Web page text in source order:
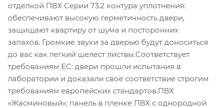
отделкой ПВХ Серии 73.2 контура уплотнения:
обеспечивают высокую герметичность двери,
защищают квартиру от шума и посторонних
запахов. Громкие звуки за дверью будут доноситься
до вас как легкий шелест листвы.Соответствует
требованиям ЕС: двери прошли испытания в
лаборатории и доказали свое соответствие строгим
требованиям европейских стандартов.ПВХ
«Жасминовый»: панель в пленке ПВХ с однородной